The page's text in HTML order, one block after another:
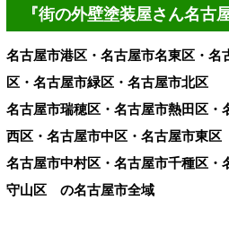
『街の外壁塗装屋さん名古
名古屋市港区・名古屋市名東区・名
区・名古屋市緑区・名古屋市北区
名古屋市瑞穂区・名古屋市熱田区・
西区・名古屋市中区・名古屋市東区
名古屋市中村区・名古屋市千種区・
守山区 の名古屋市全域